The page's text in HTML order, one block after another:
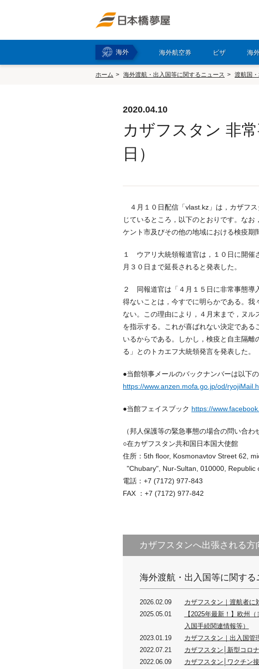
海外 海外航空券 ビザ 海
ホーム 海外渡航・出入国等に関するニュース 渡航国・
2020.04.10
カザフスタン 非
日）
４月１０日配信「vlast.kz」は，カザフ
じているところ，以下のとおりです。な
ケント市及びその他の地域における検疫期
１ ウアリ大統領報道官は，１０日に開催
月３０日まで延長されると発表した。
２ 同報道官は「４月１５日に非常事態導
得ないことは，今すでに明らかである。我
ない。この理由により，４月末まで，ヌ
を指示する。これが喜ばれない決定であ
いるからである。しかし，検疫と自主隔
る」とのトカエフ大統領発言を発表した。
●当館領事メールのバックナンバーは以下
https://www.anzen.mofa.go.jp/od/
●当館フェイスブック https://
（邦人保護等の緊急事態の場合の問い合わ
○在カザフスタン共和国日本国大使館
住所：5th floor, Kosmonavtov Street 62,
"Chubary", Nur-Sultan, 010000, Republic
電話：+7 (7172) 977-843
FAX ：+7 (7172) 977-842
カザフスタンへ出張される方
海外渡航・出入国等に関する
2026.02.09
カザフスタン｜渡航者に
2025.05.01
【2025年最新！】欧州
入国手続関連情報等）
2023.01.19
カザフスタン｜出入国管
2022.07.21
カザフスタン│新型コロ
2022.06.09
カザフスタン│ワクチン